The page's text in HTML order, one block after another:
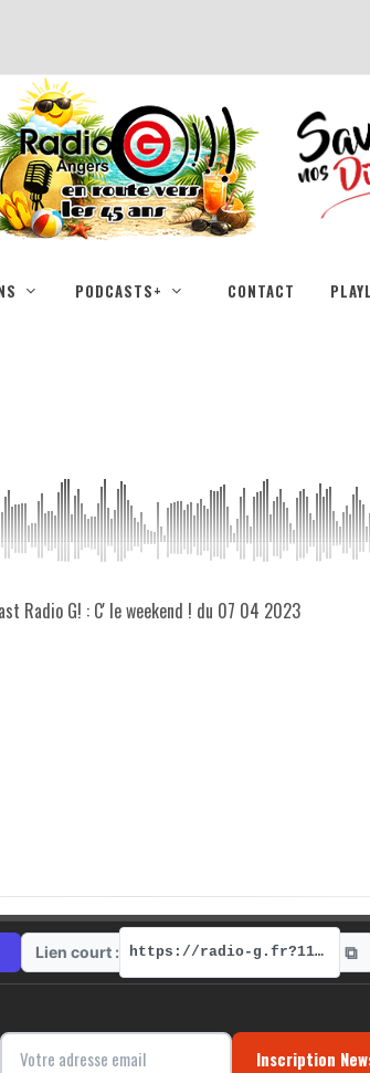
PODCASTS+ CONTACT
Radio G! : C' le weekend ! du 07 04 2023
Lien court : https://radio-g.fr?11153 ⧉
Inscription